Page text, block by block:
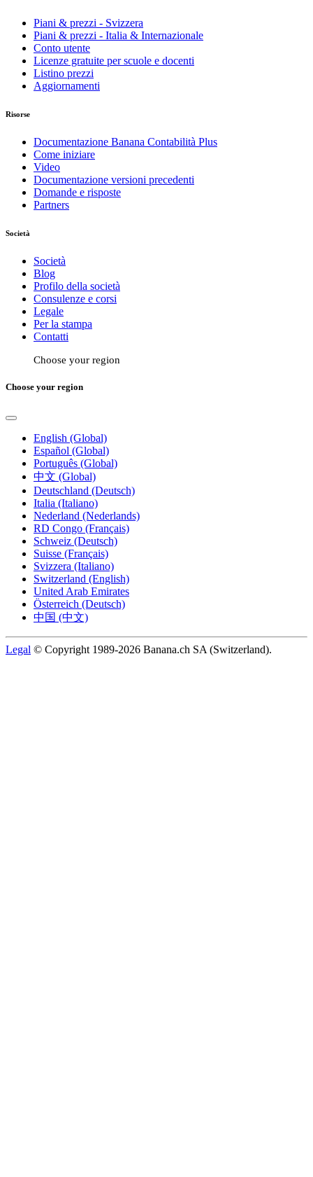
Piani & prezzi - Svizzera
Piani & prezzi - Italia & Internazionale
Conto utente
Licenze gratuite per scuole e docenti
Listino prezzi
Aggiornamenti
Risorse
Documentazione Banana Contabilità Plus
Come iniziare
Video
Documentazione versioni precedenti
Domande e risposte
Partners
Società
Società
Blog
Profilo della società
Consulenze e corsi
Legale
Per la stampa
Contatti
Choose your region
Choose your region
English (Global)
Español (Global)
Português (Global)
中文 (Global)
Deutschland (Deutsch)
Italia (Italiano)
Nederland (Nederlands)
RD Congo (Français)
Schweiz (Deutsch)
Suisse (Français)
Svizzera (Italiano)
Switzerland (English)
United Arab Emirates
Österreich (Deutsch)
中国 (中文)
Legal © Copyright 1989-2026 Banana.ch SA (Switzerland).